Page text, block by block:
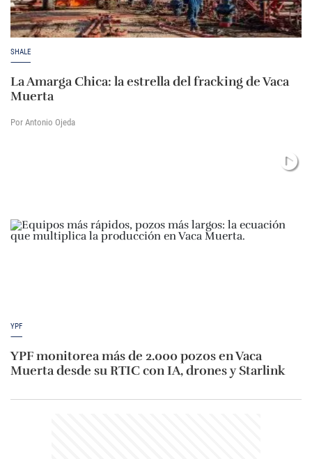
SHALE
La Amarga Chica: la estrella del fracking de Vaca
Muerta
Por Antonio Ojeda
YPF
YPF monitorea más de 2.000 pozos en Vaca
Muerta desde su RTIC con IA, drones y Starlink